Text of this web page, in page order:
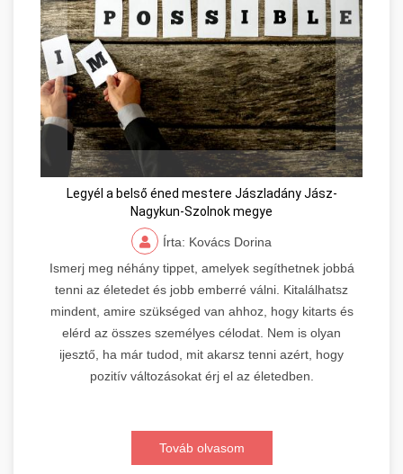
Legyél a belső éned mestere Jászladány Jász-
Nagykun-Szolnok megye
Írta: Kovács Dorina
Ismerj meg néhány tippet, amelyek segíthetnek jobbá
tenni az életedet és jobb emberré válni. Kitalálhatsz
mindent, amire szükséged van ahhoz, hogy kitarts és
elérd az összes személyes célodat. Nem is olyan
ijesztő, ha már tudod, mit akarsz tenni azért, hogy
pozitív változásokat érj el az életedben.
Továb olvasom